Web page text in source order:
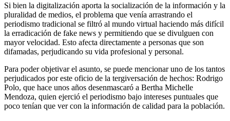
Si bien la digitalización aporta la socialización de la información y la
pluralidad de medios, el problema que venía arrastrando el
periodismo tradicional se filtró al mundo virtual haciendo más difícil
la erradicación de fake news y permitiendo que se divulguen con
mayor velocidad. Esto afecta directamente a personas que son
difamadas, perjudicando su vida profesional y personal.
Para poder objetivar el asunto, se puede mencionar uno de los tantos
perjudicados por este oficio de la tergiversación de hechos: Rodrigo
Polo, que hace unos años desenmascaró a Bertha Michelle
Mendoza, quien ejerció el periodismo bajo intereses puntuales que
poco tenían que ver con la información de calidad para la población.